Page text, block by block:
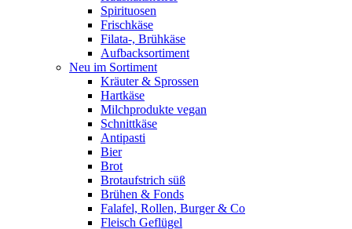
Spirituosen
Frischkäse
Filata-, Brühkäse
Aufbacksortiment
Neu im Sortiment
Kräuter & Sprossen
Hartkäse
Milchprodukte vegan
Schnittkäse
Antipasti
Bier
Brot
Brotaufstrich süß
Brühen & Fonds
Falafel, Rollen, Burger & Co
Fleisch Geflügel